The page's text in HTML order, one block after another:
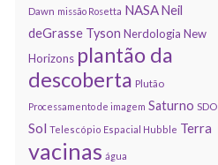
Dawn missão Rosetta NASA Neil
deGrasse Tyson Nerdologia New
Horizons plantão da
descoberta Plutão
Processamento de imagem Saturno SDO
Sol Telescópio Espacial Hubble Terra
vacinas água